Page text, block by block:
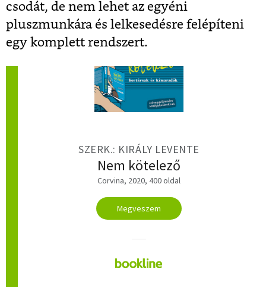
csodát, de nem lehet az egyéni
pluszmunkára és lelkesedésre felépíteni
egy komplett rendszert.
SZERK.: KIRÁLY LEVENTE
Nem kötelező
Corvina, 2020, 400 oldal
Megveszem